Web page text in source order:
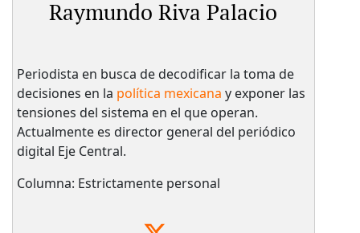
Raymundo Riva Palacio
Periodista en busca de decodificar la toma de
decisiones en la política mexicana y exponer las
tensiones del sistema en el que operan.
Actualmente es director general del periódico
digital Eje Central.
Columna: Estrictamente personal